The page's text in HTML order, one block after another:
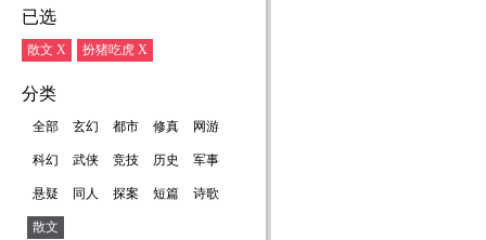
已选
散文 X 扮猪吃虎 X
分类
全部 玄幻 都市 修真 网游
科幻 武侠 竞技 历史 军事
悬疑 同人 探案 短篇 诗歌
散文